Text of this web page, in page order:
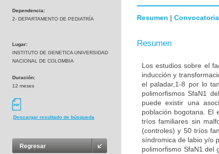
Dependencia:
2- DEPARTAMENTO DE PEDIATRÍA
Lugar:
INSTITUTO DE GENETICA UNIVERSIDAD
NACIONAL DE COLOMBIA
Duración:
12 meses
Descargar resultado de búsqueda
Regresar
Resumen | Convocatoria
Resumen
Los estudios sobre el
inducción y
el paladar,1-8 por lo
polimorfismos SfaN1
puede existir una
población bogotana. El
tríos familiares sin
(controles) y 50 tríos
síndromica de labio y/o
polimorfismo SfaN1 del